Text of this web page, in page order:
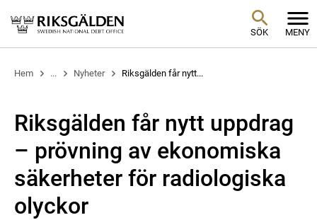
SÖK MENY
Hem ... Nyheter Riksgälden får nytt...
Riksgälden får nytt uppdrag
– prövning av ekonomiska
säkerheter för radiologiska
olyckor